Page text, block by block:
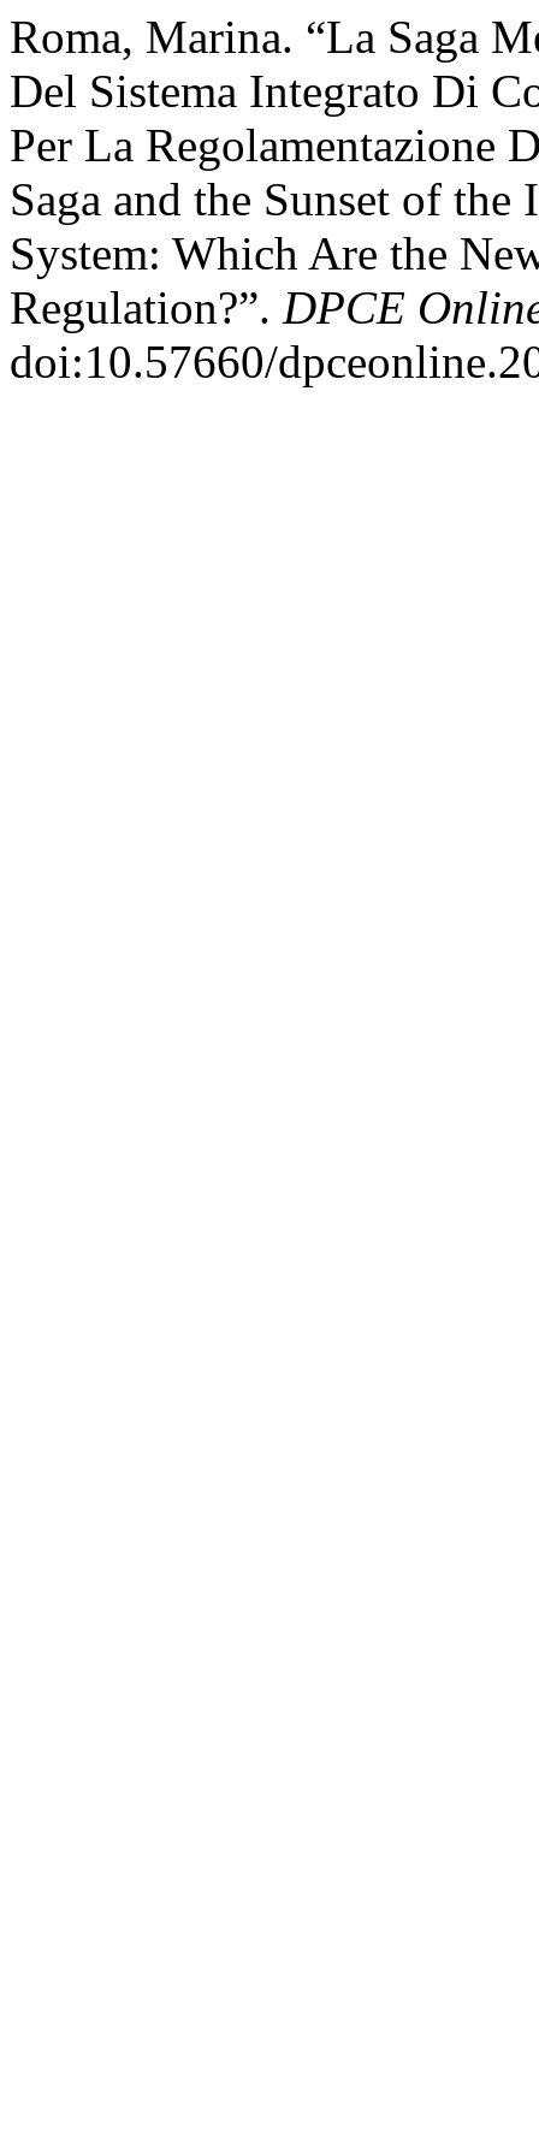
Roma, Marina. “La Saga
Del Sistema Integrato Di
Per La Regolamentazione
Saga and the Sunset of
System: Which Are the
Regulation?”. DPCE
doi:10.57660/